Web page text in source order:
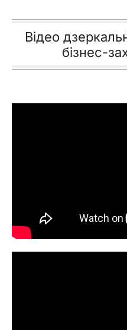
Відео
бізнес-